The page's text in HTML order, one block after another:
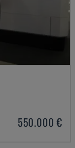
550.000 €